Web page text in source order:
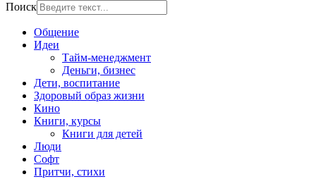
Поиск
Общение
Идеи
Тайм-менеджмент
Деньги, бизнес
Дети, воспитание
Здоровый образ жизни
Кино
Книги, курсы
Книги для детей
Люди
Софт
Притчи, стихи